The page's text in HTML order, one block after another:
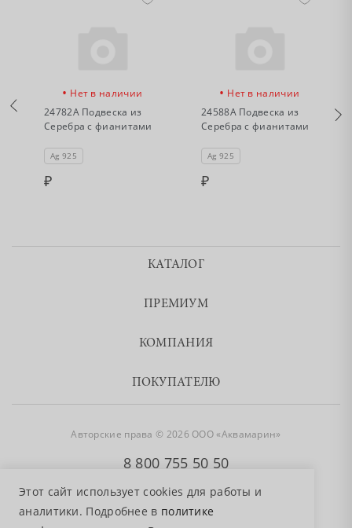
Этот сайт использует cookies для работы и
аналитики. Подробнее в политике
• Нет в наличии
24782А Подвеска из
Серебра с фианитами
Ag 925
• Нет в наличии
24588А Подвеска из
Серебра с фианитами
Ag 925
КАТАЛОГ
ПРЕМИУМ
КОМПАНИЯ
ПОКУПАТЕЛЮ
Авторские права © 2026 ООО «Аквамарин»
8 800 755 50 50